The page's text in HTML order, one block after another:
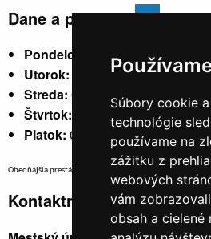
Súbory cookie
technológie
používame na
zážitku z
webových
vám
obsah a cielené
Dane a poplatky
Pondelok:
07:30 - 15:30
Utorok:
nestránkový
Streda: 07:30 - 17:00
Štvrtok:
nestránkový
Piatok: 07:30 - 14:00
Obedňajšia prestávka v trvaní 30 minút v čase medzi
Kontaktné údaje